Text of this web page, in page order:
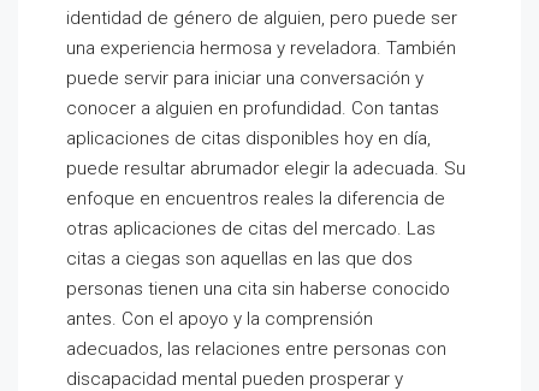
identidad de género de alguien, pero puede ser
una experiencia hermosa y reveladora. También
puede servir para iniciar una conversación y
conocer a alguien en profundidad. Con tantas
aplicaciones de citas disponibles hoy en día,
puede resultar abrumador elegir la adecuada. Su
enfoque en encuentros reales la diferencia de
otras aplicaciones de citas del mercado. Las
citas a ciegas son aquellas en las que dos
personas tienen una cita sin haberse conocido
antes. Con el apoyo y la comprensión
adecuados, las relaciones entre personas con
discapacidad mental pueden prosperar y